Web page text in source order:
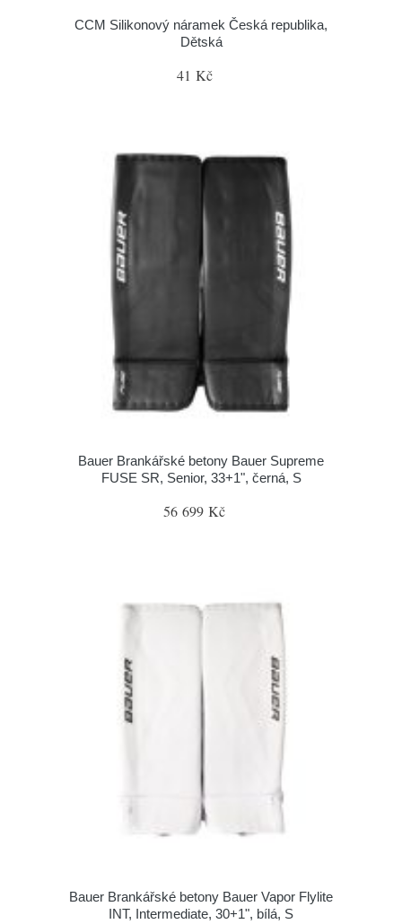
CCM Silikonový náramek Česká republika,
Dětská
41 Kč
Bauer Brankářské betony Bauer Supreme
FUSE SR, Senior, 33+1", černá, S
56 699 Kč
Bauer Brankářské betony Bauer Vapor Flylite
INT, Intermediate, 30+1", bílá, S